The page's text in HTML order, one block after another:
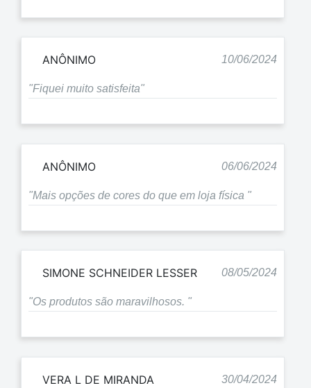
ANÔNIMO 10/06/2024
"Fiquei muito satisfeita"
ANÔNIMO 06/06/2024
"Mais opções de cores do que em loja física "
SIMONE SCHNEIDER LESSER 08/05/2024
"Os produtos são maravilhosos. "
VERA L DE MIRANDA 30/04/2024